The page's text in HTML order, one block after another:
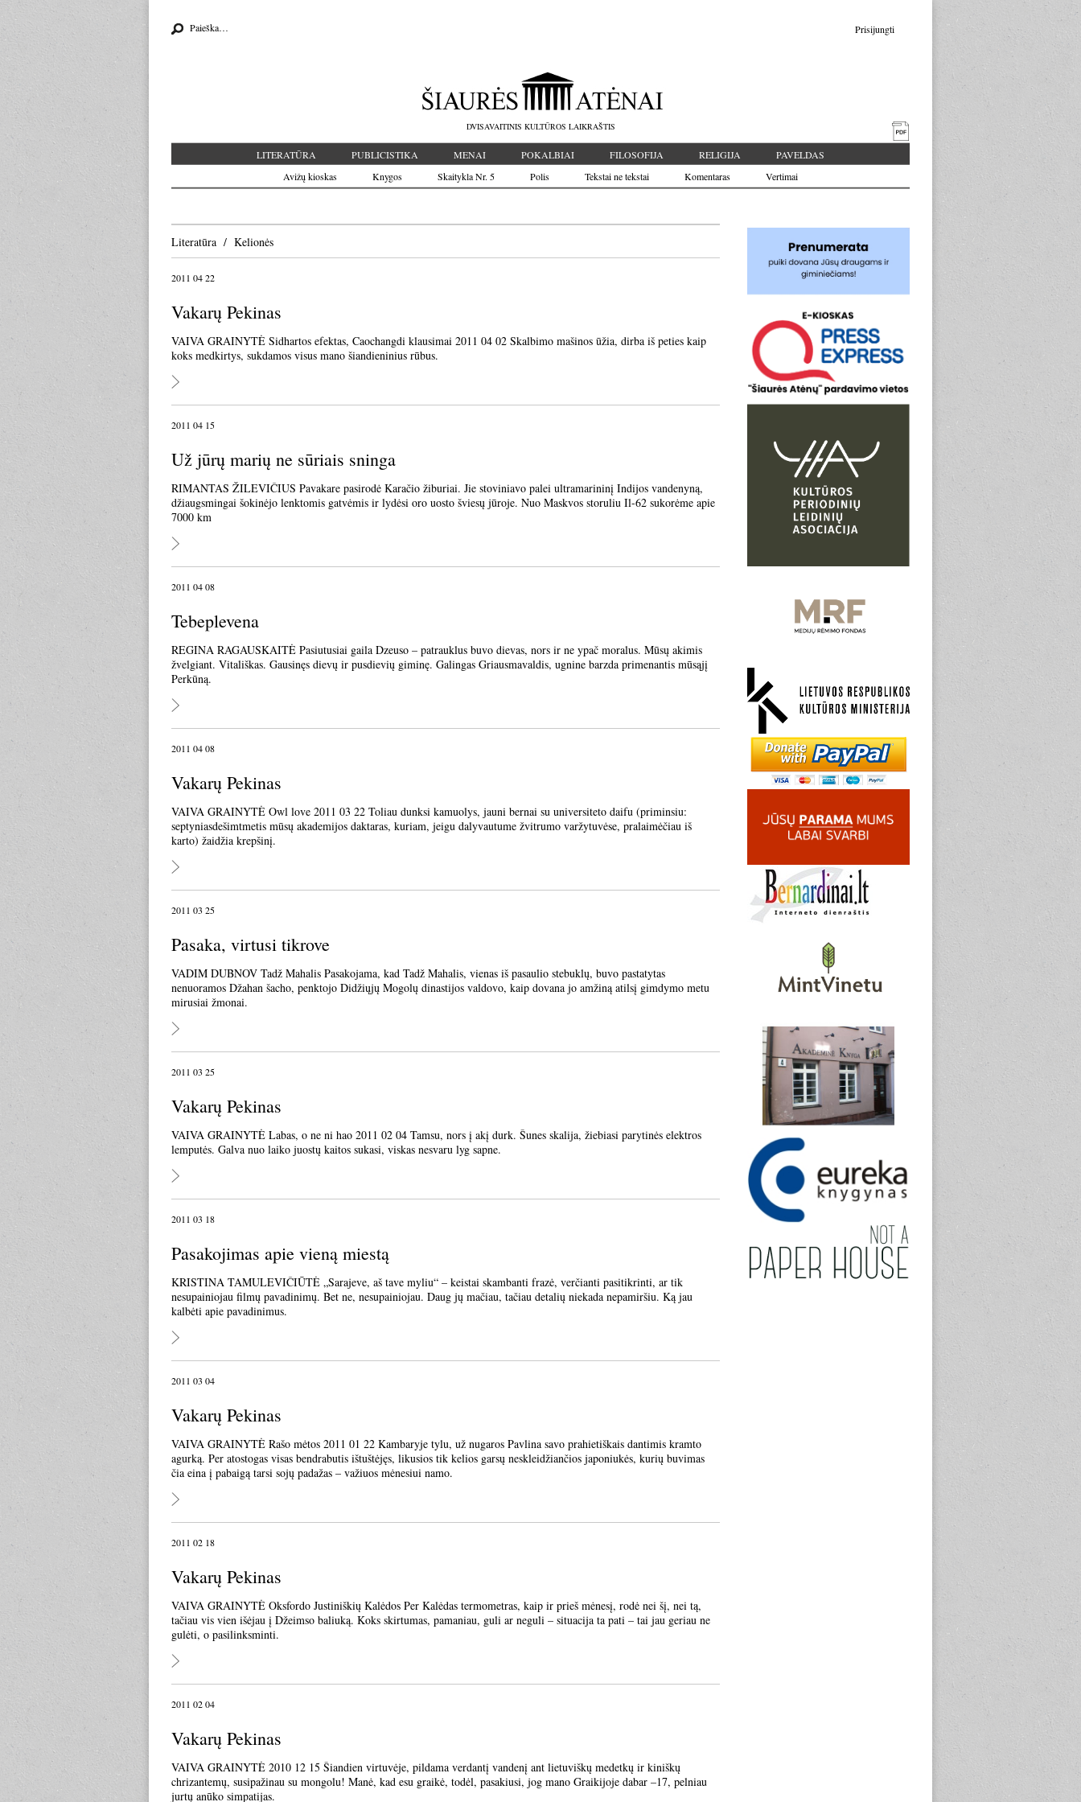
Prisijungti
Search for:
DVISAVAITINIS KULTŪROS LAIKRAŠTIS
LITERATŪRA PUBLICISTIKA MENAI POKALBIAI FILOSOFIJA RELIGIJA
PAVELDAS
Avižų kioskas
Knygos Skaitykla Nr. 5 Polis Tekstai ne tekstai Komentaras Vertimai
Literatūra Kelionės
2011 04 22
Vakarų Pekinas
VAIVA GRAINYTĖ Sidhartos efektas, Caochangdi klausimai 2011 04 02 Skalbimo mašinos ūžia, dirba iš peties kaip
koks medkirtys, sukdamos visus mano šiandieninius rūbus.
2011 04 15
Už jūrų marių ne sūriais sninga
RIMANTAS ŽILEVIČIUS Pavakare pasirodė Karačio žiburiai. Jie stoviniavo palei ultramarininį Indijos vandenyną,
džiaugsmingai šokinėjo lenktomis gatvėmis ir lydėsi oro uosto šviesų jūroje. Nuo Maskvos storuliu Il-62 sukorėme apie
7000 km
2011 04 08
Tebeplevena
REGINA RAGAUSKAITĖ Pasiutusiai gaila Dzeuso – patrauklus buvo dievas, nors ir ne ypač moralus. Mūsų akimis
žvelgiant. Vitališkas. Gausinęs dievų ir pusdievių giminę. Galingas Griausmavaldis, ugnine barzda primenantis mūsąjį
Perkūną.
2011 04 08
Vakarų Pekinas
VAIVA GRAINYTĖ Owl love 2011 03 22 Toliau dunksi kamuolys, jauni bernai su universiteto daifu (priminsiu:
septyniasdešimtmetis mūsų akademijos daktaras, kuriam, jeigu dalyvautume žvitrumo varžytuvėse, pralaimėčiau iš
karto) žaidžia krepšinį.
2011 03 25
Pasaka, virtusi tikrove
VADIM DUBNOV Tadž Mahalis Pasakojama, kad Tadž Mahalis, vienas iš pasaulio stebuklų, buvo pastatytas
nenuoramos Džahan šacho, penktojo Didžiųjų Mogolų dinastijos valdovo, kaip dovana jo amžiną atilsį gimdymo metu
mirusiai žmonai.
2011 03 25
Vakarų Pekinas
VAIVA GRAINYTĖ Labas, o ne ni hao 2011 02 04 Tamsu, nors į akį durk. Šunes skalija, žiebiasi parytinės elektros
lemputės. Galva nuo laiko juostų kaitos sukasi, viskas nesvaru lyg sapne.
2011 03 18
Pasakojimas apie vieną miestą
KRISTINA TAMULEVIČIŪTĖ „Sarajeve, aš tave myliu“ – keistai skambanti frazė, verčianti pasitikrinti, ar tik
nesupainiojau filmų pavadinimų. Bet ne, nesupainiojau. Daug jų mačiau, tačiau detalių niekada nepamiršiu. Ką jau
kalbėti apie pavadinimus.
2011 03 04
Vakarų Pekinas
VAIVA GRAINYTĖ Rašo mėtos 2011 01 22 Kambaryje tylu, už nugaros Pavlina savo prahietiškais dantimis kramto
agurką. Per atostogas visas bendrabutis ištuštėjęs, likusios tik kelios garsų neskleidžiančios japoniukės, kurių buvimas
čia eina į pabaigą tarsi sojų padažas – važiuos mėnesiui namo.
2011 02 18
Vakarų Pekinas
VAIVA GRAINYTĖ Oksfordo Justiniškių Kalėdos Per Kalėdas termometras, kaip ir prieš mėnesį, rodė nei šį, nei tą,
tačiau vis vien išėjau į Džeimso baliuką. Koks skirtumas, pamaniau, guli ar neguli – situacija ta pati – tai jau geriau ne
gulėti, o pasilinksminti.
2011 02 04
Vakarų Pekinas
VAIVA GRAINYTĖ 2010 12 15 Šiandien virtuvėje, pildama verdantį vandenį ant lietuviškų medetkų ir kiniškų
chrizantemų, susipažinau su mongolu! Manė, kad esu graikė, todėl, pasakiusi, jog mano Graikijoje dabar –17, pelniau
jurtų anūko simpatijas.